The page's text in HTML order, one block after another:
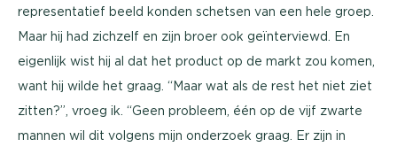
representatief beeld konden schetsen van een hele groep.
Maar hij had zichzelf en zijn broer ook geïnterviewd. En
eigenlijk wist hij al dat het product op de markt zou komen,
want hij wilde het graag. “Maar wat als de rest het niet ziet
zitten?”, vroeg ik. “Geen probleem, één op de vijf zwarte
mannen wil dit volgens mijn onderzoek graag. Er zijn in